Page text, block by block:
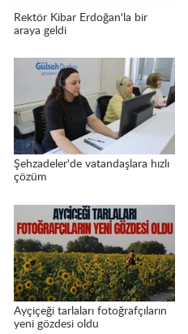
Rektör Kibar Erdoğan'la bir
araya geldi
Şehzadeler'de vatandaşlara hızlı
çözüm
Ayçiçeği tarlaları fotoğrafçıların
yeni gözdesi oldu